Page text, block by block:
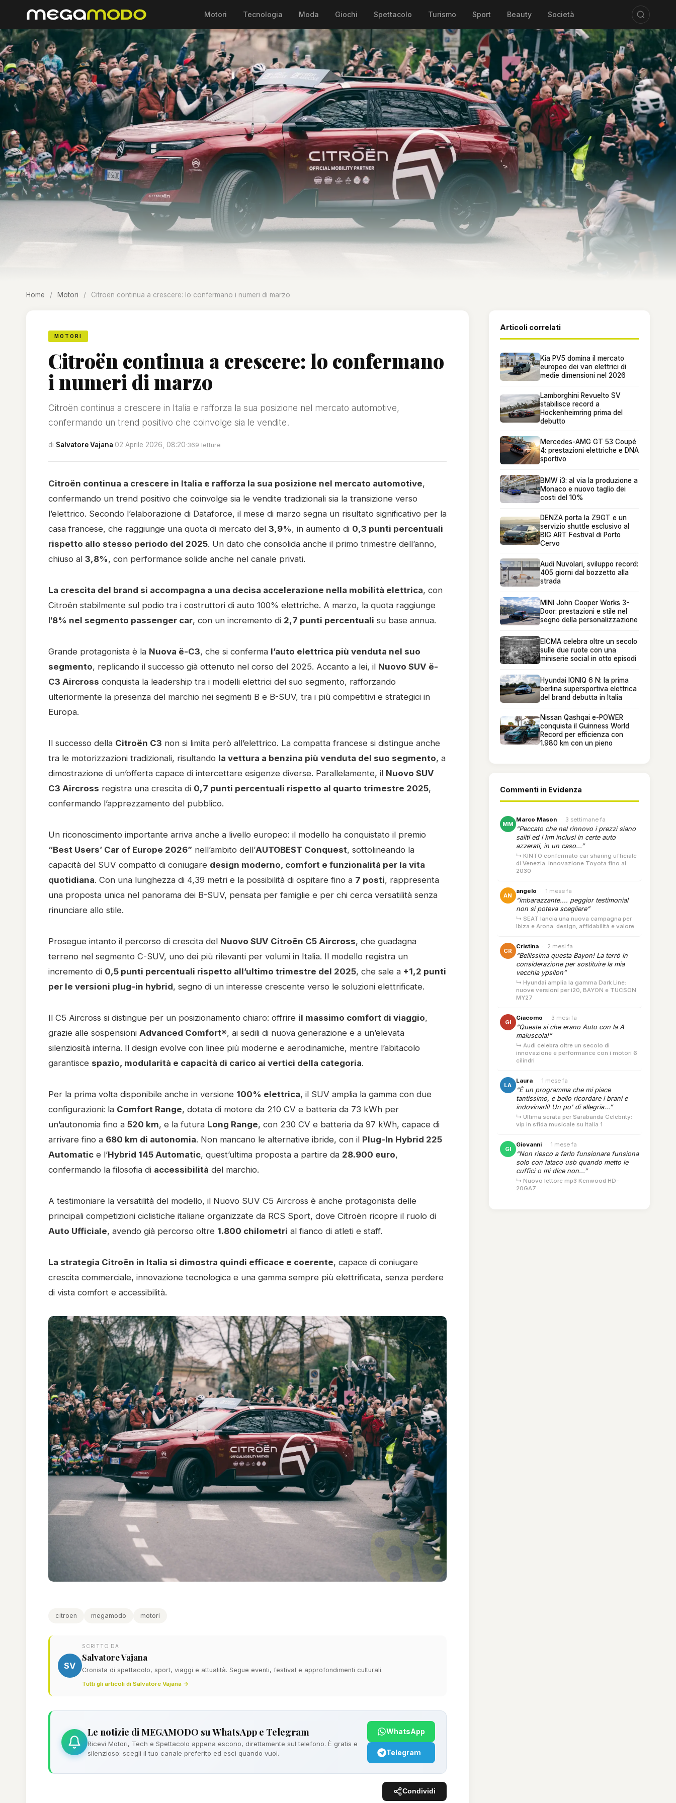
Motori Tecnologia Moda Giochi Spettacolo Turismo Sport Beauty Società
Home / Motori / Citroën continua a crescere: lo confermano i numeri di marzo
MOTORI
Citroën continua a crescere: lo confermano
i numeri di marzo
Citroën continua a crescere in Italia e rafforza la sua posizione nel mercato automotive,
confermando un trend positivo che coinvolge sia le vendite.
di Salvatore Vajana·02 Aprile 2026, 08:20·369 letture
Citroën continua a crescere in Italia e rafforza la sua posizione nel mercato automotive,
confermando un trend positivo che coinvolge sia le vendite tradizionali sia la transizione verso
l’elettrico. Secondo l’elaborazione di Dataforce, il mese di marzo segna un risultato significativo per la
casa francese, che raggiunge una quota di mercato del 3,9%, in aumento di 0,3 punti percentuali
rispetto allo stesso periodo del 2025. Un dato che consolida anche il primo trimestre dell’anno,
chiuso al 3,8%, con performance solide anche nel canale privati.
La crescita del brand si accompagna a una decisa accelerazione nella mobilità elettrica, con
Citroën stabilmente sul podio tra i costruttori di auto 100% elettriche. A marzo, la quota raggiunge
l’8% nel segmento passenger car, con un incremento di 2,7 punti percentuali su base annua.
Grande protagonista è la Nuova ë-C3, che si conferma l’auto elettrica più venduta nel suo
segmento, replicando il successo già ottenuto nel corso del 2025. Accanto a lei, il Nuovo SUV ë-
C3 Aircross conquista la leadership tra i modelli elettrici del suo segmento, rafforzando
ulteriormente la presenza del marchio nei segmenti B e B-SUV, tra i più competitivi e strategici in
Europa.
Il successo della Citroën C3 non si limita però all’elettrico. La compatta francese si distingue anche
tra le motorizzazioni tradizionali, risultando la vettura a benzina più venduta del suo segmento, a
dimostrazione di un’offerta capace di intercettare esigenze diverse. Parallelamente, il Nuovo SUV
C3 Aircross registra una crescita di 0,7 punti percentuali rispetto al quarto trimestre 2025,
confermando l’apprezzamento del pubblico.
Un riconoscimento importante arriva anche a livello europeo: il modello ha conquistato il premio
“Best Users’ Car of Europe 2026” nell’ambito dell’AUTOBEST Conquest, sottolineando la
capacità del SUV compatto di coniugare design moderno, comfort e funzionalità per la vita
quotidiana. Con una lunghezza di 4,39 metri e la possibilità di ospitare fino a 7 posti, rappresenta
una proposta unica nel panorama dei B-SUV, pensata per famiglie e per chi cerca versatilità senza
rinunciare allo stile.
Prosegue intanto il percorso di crescita del Nuovo SUV Citroën C5 Aircross, che guadagna
terreno nel segmento C-SUV, uno dei più rilevanti per volumi in Italia. Il modello registra un
incremento di 0,5 punti percentuali rispetto all’ultimo trimestre del 2025, che sale a +1,2 punti
per le versioni plug-in hybrid, segno di un interesse crescente verso le soluzioni elettrificate.
Il C5 Aircross si distingue per un posizionamento chiaro: offrire il massimo comfort di viaggio,
grazie alle sospensioni Advanced Comfort®, ai sedili di nuova generazione e a un’elevata
silenziosità interna. Il design evolve con linee più moderne e aerodinamiche, mentre l’abitacolo
garantisce spazio, modularità e capacità di carico ai vertici della categoria.
Per la prima volta disponibile anche in versione 100% elettrica, il SUV amplia la gamma con due
configurazioni: la Comfort Range, dotata di motore da 210 CV e batteria da 73 kWh per
un’autonomia fino a 520 km, e la futura Long Range, con 230 CV e batteria da 97 kWh, capace di
arrivare fino a 680 km di autonomia. Non mancano le alternative ibride, con il Plug-In Hybrid 225
Automatic e l’Hybrid 145 Automatic, quest’ultima proposta a partire da 28.900 euro,
confermando la filosofia di accessibilità del marchio.
A testimoniare la versatilità del modello, il Nuovo SUV C5 Aircross è anche protagonista delle
principali competizioni ciclistiche italiane organizzate da RCS Sport, dove Citroën ricopre il ruolo di
Auto Ufficiale, avendo già percorso oltre 1.800 chilometri al fianco di atleti e staff.
La strategia Citroën in Italia si dimostra quindi efficace e coerente, capace di coniugare
crescita commerciale, innovazione tecnologica e una gamma sempre più elettrificata, senza perdere
di vista comfort e accessibilità.
citroen megamodo motori
SV
SCRITTO DA
Salvatore Vajana
Cronista di spettacolo, sport, viaggi e attualità. Segue eventi, festival e approfondimenti culturali.
Tutti gli articoli di Salvatore Vajana →
Le notizie di MEGAMODO su WhatsApp e Telegram
Ricevi Motori, Tech e Spettacolo appena escono, direttamente sul telefono. È gratis e
silenzioso: scegli il tuo canale preferito ed esci quando vuoi.
WhatsApp
Telegram
Condividi
Articoli correlati
Kia PV5 domina il mercato
europeo dei van elettrici di
medie dimensioni nel 2026
Lamborghini Revuelto SV
stabilisce record a
Hockenheimring prima del
debutto
Mercedes-AMG GT 53 Coupé
4: prestazioni elettriche e DNA
sportivo
BMW i3: al via la produzione a
Monaco e nuovo taglio dei
costi del 10%
DENZA porta la Z9GT e un
servizio shuttle esclusivo al
BIG ART Festival di Porto
Cervo
Audi Nuvolari, sviluppo record:
405 giorni dal bozzetto alla
strada
MINI John Cooper Works 3-
Door: prestazioni e stile nel
segno della personalizzazione
EICMA celebra oltre un secolo
sulle due ruote con una
miniserie social in otto episodi
Hyundai IONIQ 6 N: la prima
berlina supersportiva elettrica
del brand debutta in Italia
Nissan Qashqai e-POWER
conquista il Guinness World
Record per efficienza con
1.980 km con un pieno
Commenti in Evidenza
MM
Marco Mason · 3 settimane fa
“Peccato che nel rinnovo i prezzi siano
saliti ed i km inclusi in certe auto
azzerati, in un caso...”
↳ KINTO confermato car sharing ufficiale
di Venezia: innovazione Toyota fino al
2030
AN
angelo · 1 mese fa
“imbarazzante.... peggior testimonial
non si poteva scegliere”
↳ SEAT lancia una nuova campagna per
Ibiza e Arona: design, affidabilità e valore
CR
Cristina · 2 mesi fa
“Bellissima questa Bayon! La terrò in
considerazione per sostituire la mia
vecchia ypsilon”
↳ Hyundai amplia la gamma Dark Line:
nuove versioni per i20, BAYON e TUCSON
MY27
GI
Giacomo · 3 mesi fa
“Queste si che erano Auto con la A
maiuscola!”
↳ Audi celebra oltre un secolo di
innovazione e performance con i motori 6
cilindri
LA
Laura · 1 mese fa
“È un programma che mi piace
tantissimo, e bello ricordare i brani e
indovinarli! Un po' di allegria...”
↳ Ultima serata per Sarabanda Celebrity:
vip in sfida musicale su Italia 1
GI
Giovanni · 1 mese fa
“Non riesco a farlo funsionare funsiona
solo con lataco usb quando metto le
cuffici o mi dice non...”
↳ Nuovo lettore mp3 Kenwood HD-
20GA7